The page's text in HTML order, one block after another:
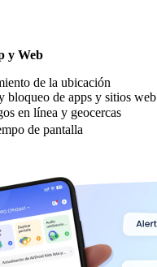
y Web
de la ubicación
bloqueo de apps y sitios web
en línea y geocercas
de pantalla